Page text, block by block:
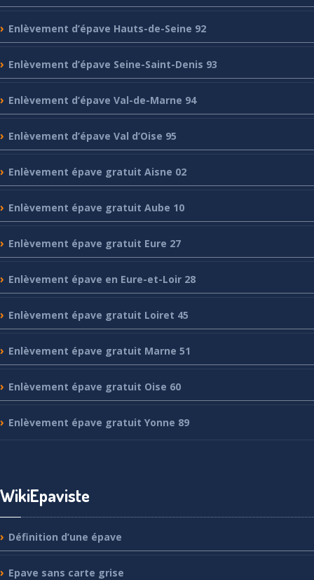
Enlèvement d’épave Hauts-de-Seine 92
Enlèvement d’épave Seine-Saint-Denis 93
Enlèvement d’épave Val-de-Marne 94
Enlèvement d’épave Val d’Oise 95
Enlèvement épave gratuit Aisne 02
Enlèvement épave gratuit Aube 10
Enlèvement épave gratuit Eure 27
Enlèvement épave en Eure-et-Loir 28
Enlèvement épave gratuit Loiret 45
Enlèvement épave gratuit Marne 51
Enlèvement épave gratuit Oise 60
Enlèvement épave gratuit Yonne 89
WikiEpaviste
Définition d’une épave
Epave sans carte grise